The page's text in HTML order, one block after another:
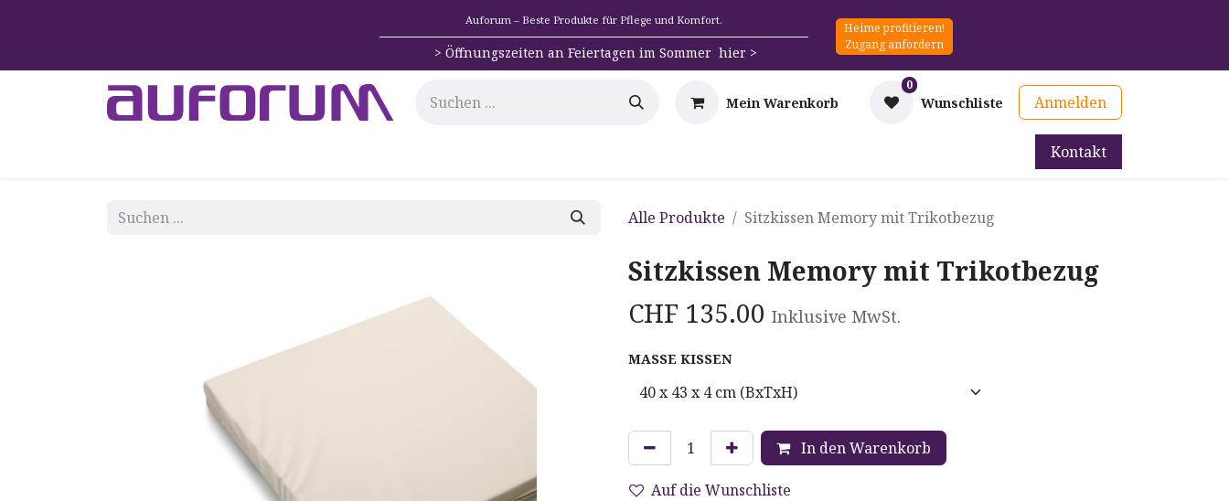
Auforum – Beste Produkte für Pflege und Komfort.
> Öffnungszeiten an Feiertagen im Sommer hier >
Heime profitieren!
Zugang anfordern
Mein Warenkorb
0
Wunschliste Anmelden
Mieten
Kontakt
Alle Produkte Sitzkissen Memory mit Trikotbezug
Sitzkissen Memory mit Trikotbezug
CHF 135.00 Inklusive MwSt.
MASSE KISSEN
In den Warenkorb
Auf die Wunschliste